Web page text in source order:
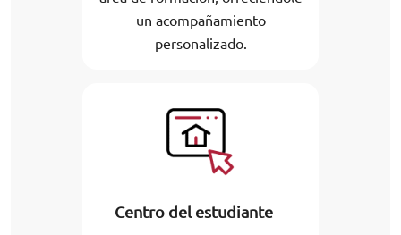
un acompañamiento
personalizado.
Centro del estudiante